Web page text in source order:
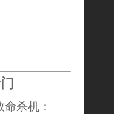
杀机：